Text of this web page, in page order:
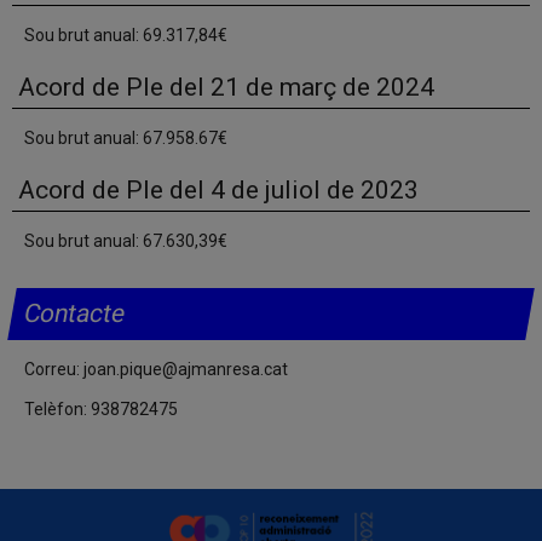
Sou brut anual: 69.317,84€
Acord de Ple del 21 de març de 2024
Sou brut anual: 67.958.67€
Acord de Ple del 4 de juliol de 2023
Sou brut anual: 67.630,39€
Contacte
Correu: joan.pique@ajmanresa.cat
Telèfon: 938782475